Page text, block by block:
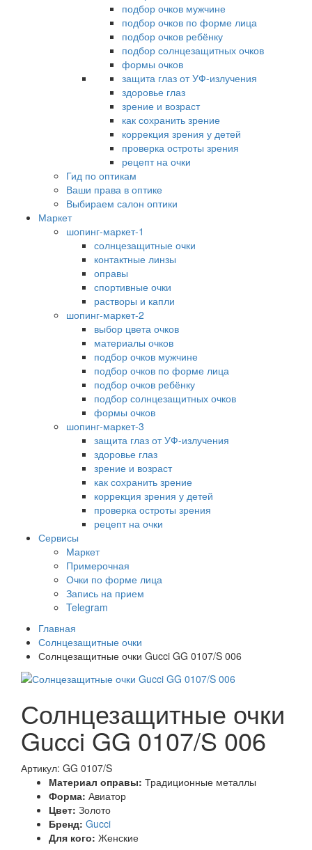
подбор очков мужчине
подбор очков по форме лица
подбор очков ребёнку
подбор солнцезащитных очков
формы очков
защита глаз от УФ-излучения
здоровье глаз
зрение и возраст
как сохранить зрение
коррекция зрения у детей
проверка остроты зрения
рецепт на очки
Гид по оптикам
Ваши права в оптике
Выбираем салон оптики
Маркет
шопинг-маркет-1
солнцезащитные очки
контактные линзы
оправы
спортивные очки
растворы и капли
шопинг-маркет-2
выбор цвета очков
материалы очков
подбор очков мужчине
подбор очков по форме лица
подбор очков ребёнку
подбор солнцезащитных очков
формы очков
шопинг-маркет-3
защита глаз от УФ-излучения
здоровье глаз
зрение и возраст
как сохранить зрение
коррекция зрения у детей
проверка остроты зрения
рецепт на очки
Сервисы
Маркет
Примерочная
Очки по форме лица
Запись на прием
Telegram
Главная
Солнцезащитные очки
Солнцезащитные очки Gucci GG 0107/S 006
Солнцезащитные очки
Gucci GG 0107/S 006
Артикул: GG 0107/S
Материал оправы: Традиционные металлы
Форма: Авиатор
Цвет: Золото
Бренд: Gucci
Для кого: Женские